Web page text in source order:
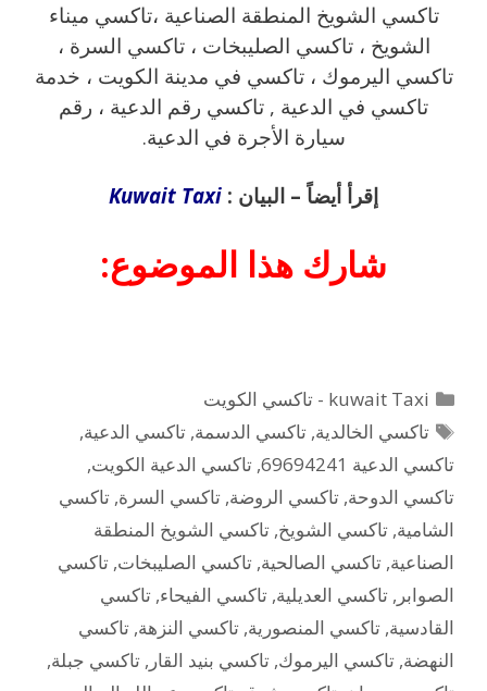
تاكسي الشويخ المنطقة الصناعية ،تاكسي ميناء
الشويخ ، تاكسي الصليبخات ، تاكسي السرة ،
تاكسي اليرموك ، تاكسي في مدينة الكويت ، خدمة
تاكسي في الدعية , تاكسي رقم الدعية ، رقم
سيارة الأجرة في الدعية.
إقرأ أيضاً – البيان : Kuwait Taxi
شارك هذا الموضوع:
التصنيفات
kuwait Taxi - تاكسي الكويت
الوسوم
تاكسي الخالدية,تاكسي الدسمة,تاكسي الدعية,
تاكسي الدعية 69694241
, تاكسي الدعية الكويت,
تاكسي الدوحة, تاكسي الروضة, تاكسي السرة, تاكسي
الشامية, تاكسي الشويخ, تاكسي الشويخ المنطقة
الصناعية, تاكسي الصالحية, تاكسي الصليبخات, تاكسي
الصوابر , تاكسي العديلية, تاكسي الفيحاء, تاكسي
القادسية, تاكسي المنصورية, تاكسي النزهة, تاكسي
النهضة, تاكسي اليرموك, تاكسي بنيد القار , تاكسي جبلة,